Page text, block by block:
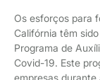
Os esforços para
Califórnia têm
Programa de
Covid-19. Este
empresas